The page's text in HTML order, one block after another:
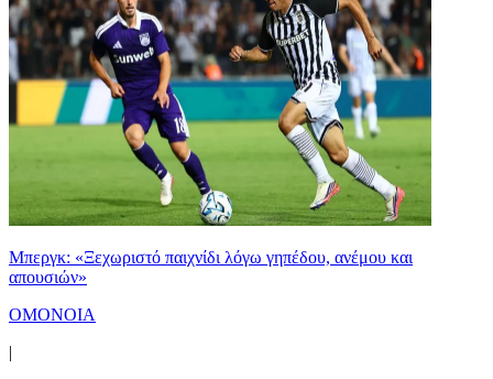
Μπεργκ: «Ξεχωριστό παιχνίδι λόγω γηπέδου, ανέμου και
απουσιών»
ΟΜΟΝΟΙΑ
|